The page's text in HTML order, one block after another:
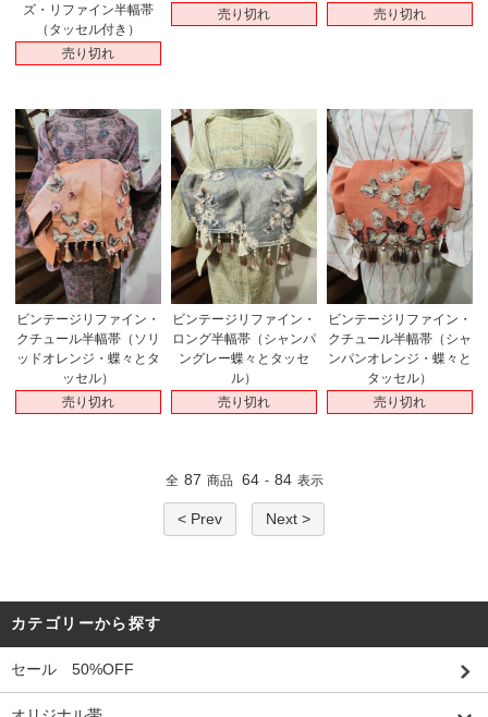
ズ・リファイン半幅帯
（タッセル付き）
売り切れ
売り切れ
売り切れ
ビンテージリファイン・
クチュール半幅帯（ソリ
ッドオレンジ・蝶々とタ
ッセル）
売り切れ
ビンテージリファイン・
ロング半幅帯（シャンパ
ングレー蝶々とタッセ
ル）
売り切れ
ビンテージリファイン・
クチュール半幅帯（シャ
ンパンオレンジ・蝶々と
タッセル）
売り切れ
全 87 商品 64 - 84 表示
< Prev Next >
カテゴリーから探す
セール 50%OFF